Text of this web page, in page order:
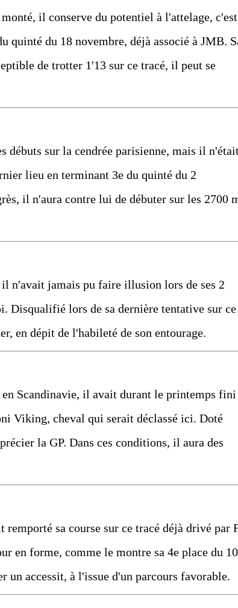
il conserve du potentiel à l'attelage, c'est
quinté du 18 novembre, déjà associé à JMB.
de trotter 1'13 sur ce tracé, il peut se
débuts sur la cendrée parisienne, mais il
lieu en terminant 3e du quinté du 2
il n'aura contre lui de débuter sur les 2700
n'avait jamais pu faire illusion lors de ses 2
Disqualifié lors de sa dernière tentative sur ce
en dépit de l'habileté de son entourage.
Scandinavie, il avait durant le printemps fini
Viking, cheval qui serait déclassé ici. Doté
la GP. Dans ces conditions, il aura des
sa course sur ce tracé déjà drivé par
en forme, comme le montre sa 4e place du 10
un accessit, à l'issue d'un parcours favorable.